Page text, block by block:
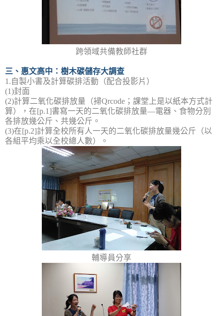
跨領域共備教師社群
三、惠文高中：樹木碳儲存大調查
1.自製小書及計算碳排活動（配合投影片）
(1)封面
(2)計算二氧化碳排放量（掃Qrcode ；課堂上是以紙本方式計
算），在[p.1]書寫一天的二氧化碳排放量—電器、食物分別
各排放幾公斤、共幾公斤。
(3)在[p.2]計算全校所有人一天的二氧化碳排放量幾公斤（以
各組平均乘以全校總人數）。
輔導員分享